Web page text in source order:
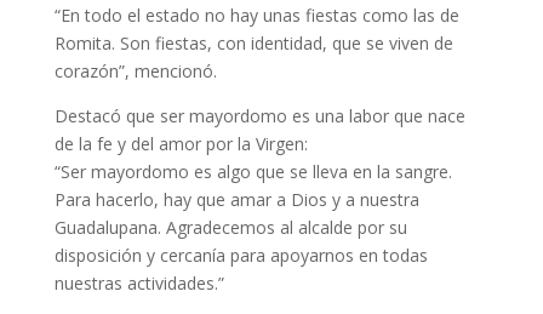
“En todo el estado no hay unas fiestas como las de
Romita. Son fiestas, con identidad, que se viven de
corazón”, mencionó.
Destacó que ser mayordomo es una labor que nace
de la fe y del amor por la Virgen:
“Ser mayordomo es algo que se lleva en la sangre.
Para hacerlo, hay que amar a Dios y a nuestra
Guadalupana. Agradecemos al alcalde por su
disposición y cercanía para apoyarnos en todas
nuestras actividades.”